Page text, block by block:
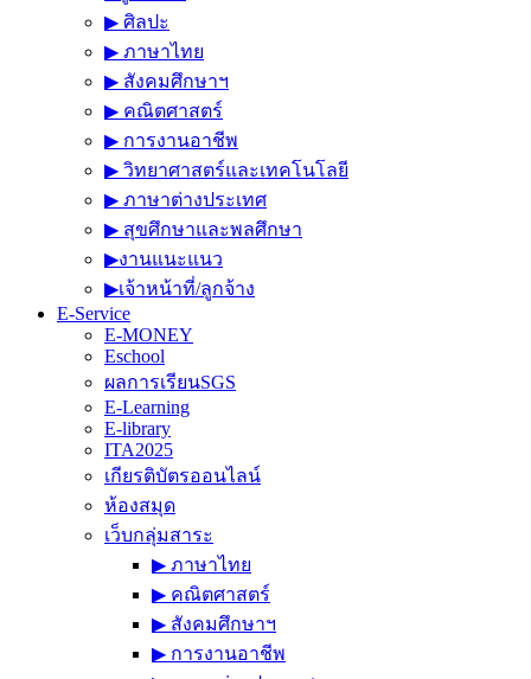
▶︎ ศิลปะ
▶︎ ภาษาไทย
▶︎ สังคมศึกษาฯ
▶︎ คณิตศาสตร์
▶︎ การงานอาชีพ
▶︎ วิทยาศาสตร์และเทคโนโลยี
▶︎ ภาษาต่างประเทศ
▶︎ สุขศึกษาและพลศึกษา
▶︎งานแนะแนว
▶︎เจ้าหน้าที่/ลูกจ้าง
E-Service
E-MONEY
Eschool
ผลการเรียนSGS
E-Learning
E-library
ITA2025
เกียรติบัตรออนไลน์
ห้องสมุด
เว็บกลุ่มสาระ
▶︎ ภาษาไทย
▶︎ คณิตศาสตร์
▶︎ สังคมศึกษาฯ
▶︎ การงานอาชีพ